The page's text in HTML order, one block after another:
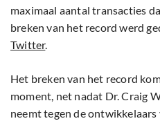
maximaal aantal transacties
breken van het record werd
Twitter.
Het breken van het record
moment, net nadat Dr. Craig
neemt tegen de